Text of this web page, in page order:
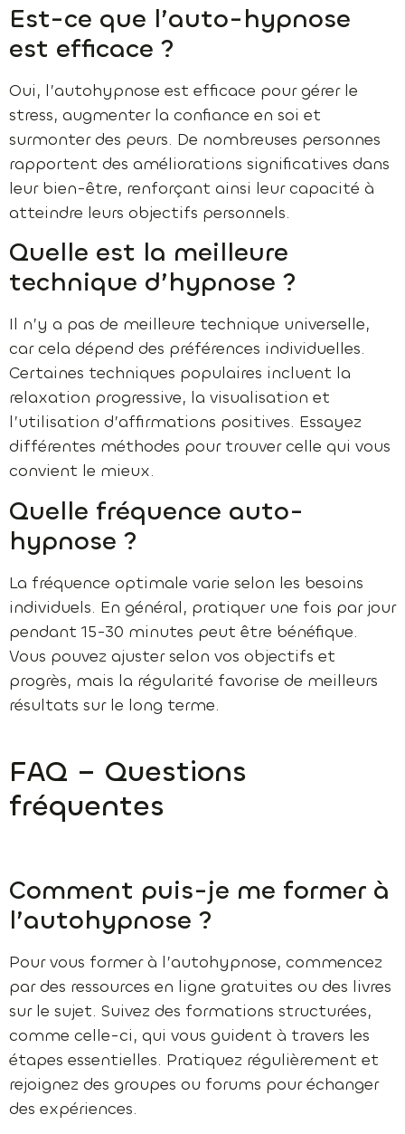
Est-ce que l’auto-hypnose
est efficace ?
Oui, l’autohypnose est efficace pour gérer le
stress, augmenter la confiance en soi et
surmonter des peurs. De nombreuses personnes
rapportent des améliorations significatives dans
leur bien-être, renforçant ainsi leur capacité à
atteindre leurs objectifs personnels.
Quelle est la meilleure
technique d’hypnose ?
Il n’y a pas de meilleure technique universelle,
car cela dépend des préférences individuelles.
Certaines techniques populaires incluent la
relaxation progressive, la visualisation et
l’utilisation d’affirmations positives. Essayez
différentes méthodes pour trouver celle qui vous
convient le mieux.
Quelle fréquence auto-
hypnose ?
La fréquence optimale varie selon les besoins
individuels. En général, pratiquer une fois par jour
pendant 15-30 minutes peut être bénéfique.
Vous pouvez ajuster selon vos objectifs et
progrès, mais la régularité favorise de meilleurs
résultats sur le long terme.
FAQ – Questions
fréquentes
Comment puis-je me former à
l’autohypnose ?
Pour vous former à l’autohypnose, commencez
par des ressources en ligne gratuites ou des livres
sur le sujet. Suivez des formations structurées,
comme celle-ci, qui vous guident à travers les
étapes essentielles. Pratiquez régulièrement et
rejoignez des groupes ou forums pour échanger
des expériences.